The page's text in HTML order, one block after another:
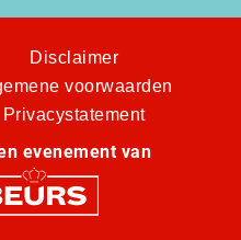
Disclaimer
voorwaarden
Privacystatement
evenement van